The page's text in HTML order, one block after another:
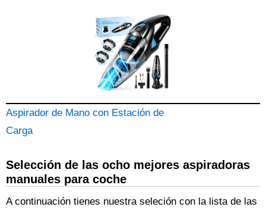
Aspirador de Mano con Estación de
Carga
Selección de las ocho mejores aspiradoras
manuales para coche
A continuación tienes nuestra seleción con la lista de las